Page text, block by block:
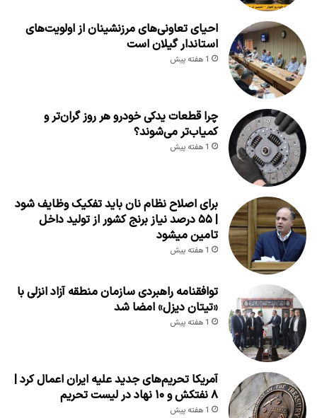
احیای تعاونی‌های مرزنشینان از اولویت‌های
استاندار گیلان است
1 هفته پیش
چرا قطعات یدکی خودرو هر روز گران‌تر و
کمیاب‌تر می‌شوند؟
1 هفته پیش
برای اصلاح نظام نان باید تفکیک وظایف شود
| ۵۵ درصد نیاز برنج کشور از تولید داخل
تامین میشود
1 هفته پیش
توافقنامه راهبردی سازمان منطقه آزاد انزلی با
«تیتان دیزل» امضا شد
1 هفته پیش
آمریکا تحریم‌های جدید علیه ایران اعمال کرد |
۸ نفتکش و ۱۰ نهاد در لیست تحریم
1 هفته پیش